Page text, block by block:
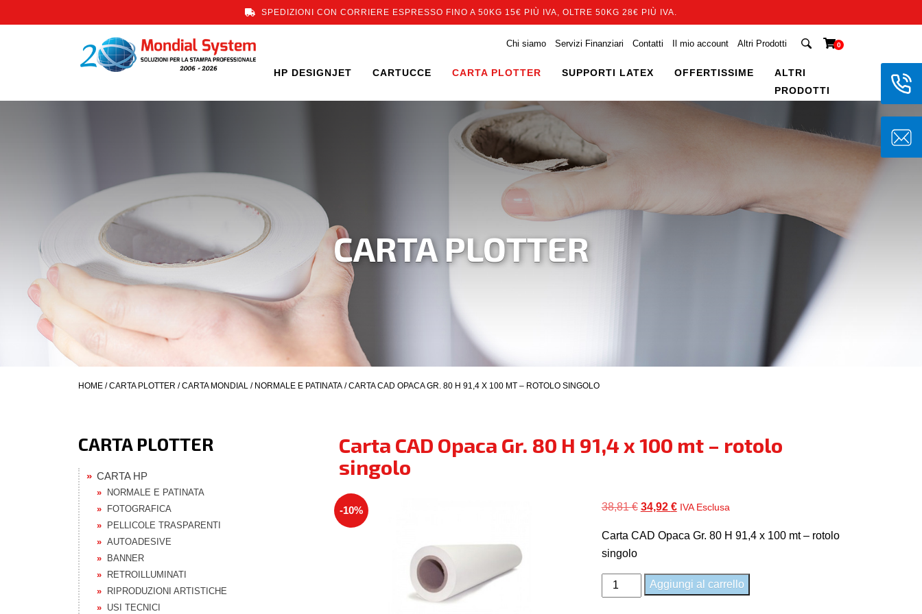
SPEDIZIONI CON CORRIERE ESPRESSO FINO A 50KG 15€ PIÙ IVA, OLTRE 50KG 28€ PIÙ IVA.
0
Chi siamo Servizi Finanziari Contatti Il mio account Altri Prodotti
HP DESIGNJET CARTUCCE CARTA PLOTTER SUPPORTI LATEX OFFERTISSIME
ALTRI
PRODOTTI
CARTA PLOTTER
HOME /CARTA PLOTTER /CARTA MONDIAL / NORMALE E PATINATA / CARTA CAD OPACA GR. 80 H 91,4 X 100 MT – ROTOLO SINGOLO
CARTA PLOTTER
CARTA HP
NORMALE E PATINATA
FOTOGRAFICA
PELLICOLE TRASPARENTI
AUTOADESIVE
BANNER
RETROILLUMINATI
RIPRODUZIONI ARTISTICHE
USI TECNICI
Carta CAD Opaca Gr. 80 H 91,4 x 100 mt – rotolo
singolo
-10% 38,81€ Il
originale
38,81 €.
34,92 €Il
attuale
34,92 €.
IVA Esclusa
Carta CAD Opaca Gr. 80 H 91,4 x 100 mt – rotolo
singolo
Carta
CAD
Aggiungi al carrello